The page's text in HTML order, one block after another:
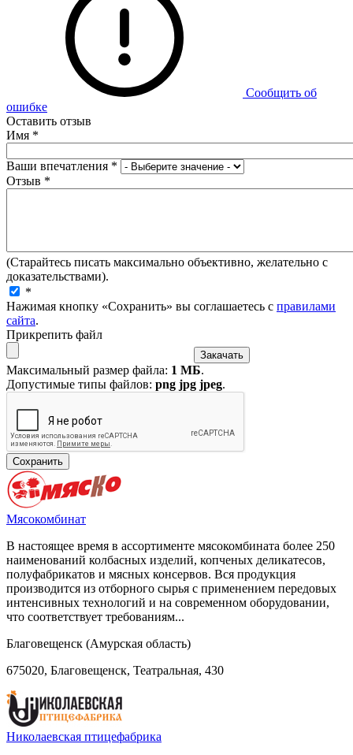
Сообщить об
ошибке
Оставить отзыв
Имя *
Ваши впечатления *
Отзыв *
(Старайтесь писать максимально объективно, желательно с
доказательствами).
*
Нажимая кнопку «Сохранить» вы соглашаетесь с правилами
сайта.
Прикрепить файл
Максимальный размер файла: 1 МБ.
Допустимые типы файлов: png jpg jpeg.
Мясокомбинат
В настоящее время в ассортименте мясокомбината более 250
наименований колбасных изделий, копченых деликатесов,
полуфабрикатов и мясных консервов. Вся продукция
производится из отборного сырья с применением передовых
интенсивных технологий и на современном оборудовании,
что соответствует требованиям...
Благовещенск (Амурская область)
675020, Благовещенск, Театральная, 430
Николаевская птицефабрика